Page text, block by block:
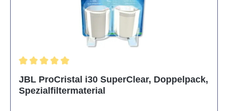
JBL ProCristal i30 SuperClear, Doppelpack,
Spezialfiltermaterial